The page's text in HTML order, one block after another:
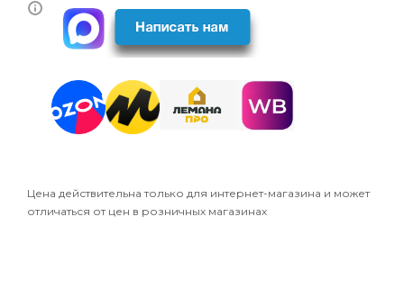
Цена действительна только для интернет-магазина и может
отличаться от цен в розничных магазинах